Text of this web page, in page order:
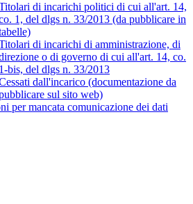
di incarichi politici di cui all'art. 14,
1, del dlgs n. 33/2013 (da pubblicare in
di incarichi di amministrazione, di
o di governo di cui all'art. 14, co.
1-bis, del dlgs n. 33/2013
dall'incarico (documentazione da
sul sito web)
per mancata comunicazione dei dati